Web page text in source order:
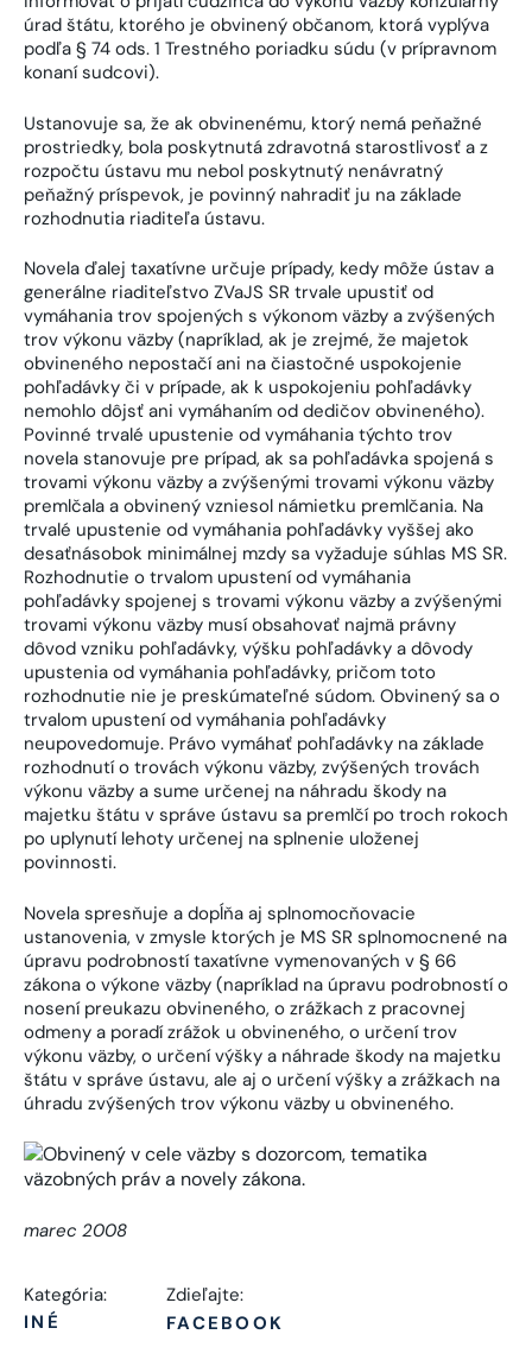
úrad štátu, ktorého je obvinený občanom, ktorá vyplýva
podľa § 74 ods. 1 Trestného poriadku súdu (v prípravnom
konaní sudcovi).
Ustanovuje sa, že ak obvinenému, ktorý nemá peňažné
prostriedky, bola poskytnutá zdravotná starostlivosť a z
rozpočtu ústavu mu nebol poskytnutý nenávratný
peňažný príspevok, je povinný nahradiť ju na základe
rozhodnutia riaditeľa ústavu.
Novela ďalej taxatívne určuje prípady, kedy môže ústav a
generálne riaditeľstvo ZVaJS SR trvale upustiť od
vymáhania trov spojených s výkonom väzby a zvýšených
trov výkonu väzby (napríklad, ak je zrejmé, že majetok
obvineného nepostačí ani na čiastočné uspokojenie
pohľadávky či v prípade, ak k uspokojeniu pohľadávky
nemohlo dôjsť ani vymáhaním od dedičov obvineného).
Povinné trvalé upustenie od vymáhania týchto trov
novela stanovuje pre prípad, ak sa pohľadávka spojená s
trovami výkonu väzby a zvýšenými trovami výkonu väzby
premlčala a obvinený vzniesol námietku premlčania. Na
trvalé upustenie od vymáhania pohľadávky vyššej ako
desaťnásobok minimálnej mzdy sa vyžaduje súhlas MS SR.
Rozhodnutie o trvalom upustení od vymáhania
pohľadávky spojenej s trovami výkonu väzby a zvýšenými
trovami výkonu väzby musí obsahovať najmä právny
dôvod vzniku pohľadávky, výšku pohľadávky a dôvody
upustenia od vymáhania pohľadávky, pričom toto
rozhodnutie nie je preskúmateľné súdom. Obvinený sa o
trvalom upustení od vymáhania pohľadávky
neupovedomuje. Právo vymáhať pohľadávky na základe
rozhodnutí o trovách výkonu väzby, zvýšených trovách
výkonu väzby a sume určenej na náhradu škody na
majetku štátu v správe ústavu sa premlčí po troch rokoch
po uplynutí lehoty určenej na splnenie uloženej
povinnosti.
Novela spresňuje a dopĺňa aj splnomocňovacie
ustanovenia, v zmysle ktorých je MS SR splnomocnené na
úpravu podrobností taxatívne vymenovaných v § 66
zákona o výkone väzby (napríklad na úpravu podrobností o
nosení preukazu obvineného, o zrážkach z pracovnej
odmeny a poradí zrážok u obvineného, o určení trov
výkonu väzby, o určení výšky a náhrade škody na majetku
štátu v správe ústavu, ale aj o určení výšky a zrážkach na
úhradu zvýšených trov výkonu väzby u obvineného.
marec 2008
Kategória:
INÉ
Zdieľajte:
FACEBOOK